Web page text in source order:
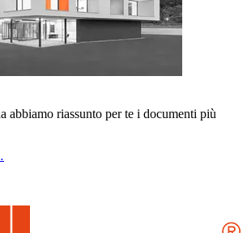
abbiamo riassunto per te i documenti più